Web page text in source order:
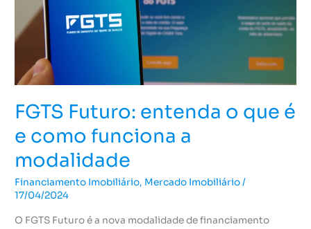
FGTS Futuro: entenda o que é
e como funciona a
modalidade
Financiamento Imobiliário, Mercado Imobiliário/
17/04/2024
O FGTS Futuro é a nova modalidade de financiamento
e
funciona
a